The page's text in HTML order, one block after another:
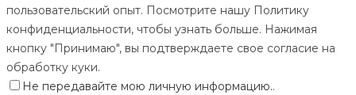
пользовательский опыт. Посмотрите нашу Политику
конфиденциальности, чтобы узнать больше. Нажимая
кнопку "Принимаю", вы подтверждаете свое согласие на
обработку куки.
Не передавайте мою личную информацию..